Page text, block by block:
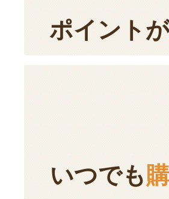
ポイントが
いつでも